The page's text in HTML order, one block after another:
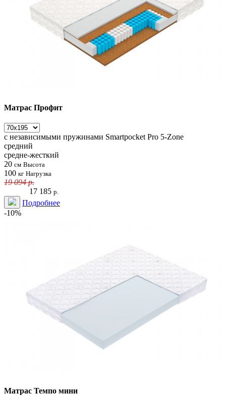
Матрас Профит
с независимыми пружинами Smartpocket Pro 5-Zone
средний
средне-жесткий
20 см Высота
100 кг Нагрузка
19 094р.
17 185 р.
Подробнее
-10%
Матрас Темпо мини